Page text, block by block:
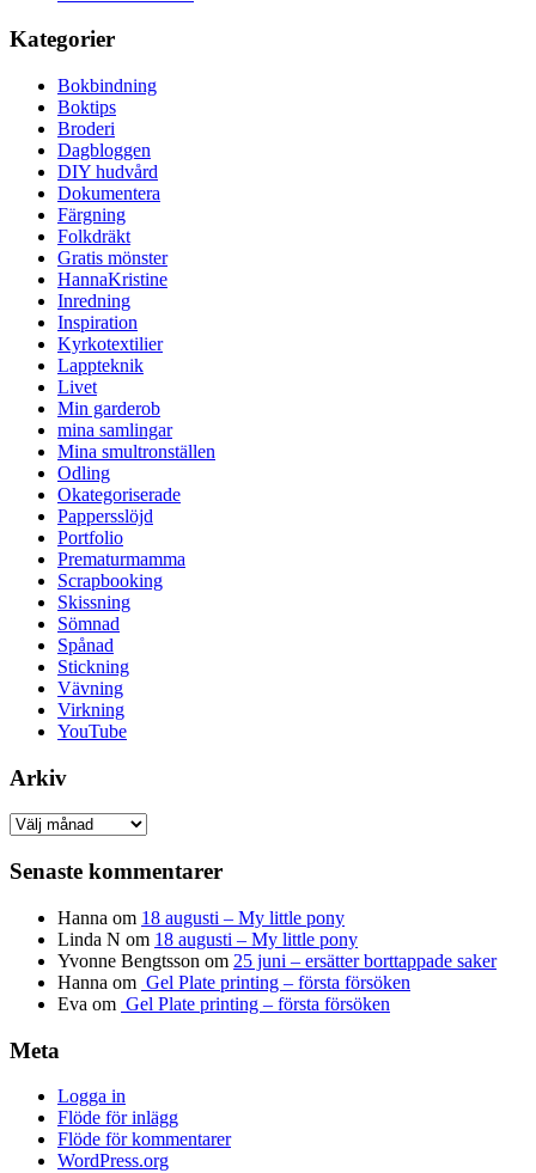
Kategorier
Bokbindning
Boktips
Broderi
Dagbloggen
DIY hudvård
Dokumentera
Färgning
Folkdräkt
Gratis mönster
HannaKristine
Inredning
Inspiration
Kyrkotextilier
Lappteknik
Livet
Min garderob
mina samlingar
Mina smultronställen
Odling
Okategoriserade
Pappersslöjd
Portfolio
Prematurmamma
Scrapbooking
Skissning
Sömnad
Spånad
Stickning
Vävning
Virkning
YouTube
Arkiv
Arkiv
Senaste kommentarer
Hanna om 18 augusti – My little pony
Linda N om 18 augusti – My little pony
Yvonne Bengtsson om 25 juni – ersätter borttappade saker
Hanna om Gel Plate printing – första försöken
Eva om Gel Plate printing – första försöken
Meta
Logga in
Flöde för inlägg
Flöde för kommentarer
WordPress.org